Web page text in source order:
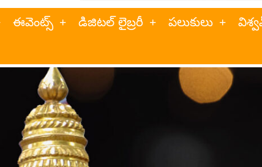
ఈవెంట్స్ డిజిటల్ లైబ్రరీ పలుకులు